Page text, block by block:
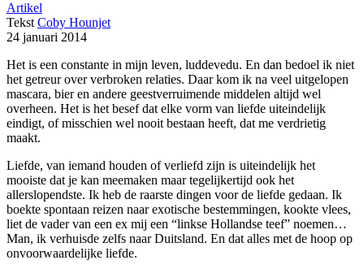
Artikel
Tekst Coby Hounjet
24 januari 2014
Het is een constante in mijn leven, luddevedu. En dan bedoel ik niet
het getreur over verbroken relaties. Daar kom ik na veel uitgelopen
mascara, bier en andere geestverruimende middelen altijd wel
overheen. Het is het besef dat elke vorm van liefde uiteindelijk
eindigt, of misschien wel nooit bestaan heeft, dat me verdrietig
maakt.
Liefde, van iemand houden of verliefd zijn is uiteindelijk het
mooiste dat je kan meemaken maar tegelijkertijd ook het
allerslopendste. Ik heb de raarste dingen voor de liefde gedaan. Ik
boekte spontaan reizen naar exotische bestemmingen, kookte vlees,
liet de vader van een ex mij een “linkse Hollandse teef” noemen…
Man, ik verhuisde zelfs naar Duitsland. En dat alles met de hoop op
onvoorwaardelijke liefde.